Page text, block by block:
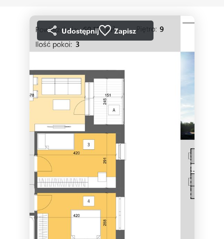
Udostępnij Zapisz